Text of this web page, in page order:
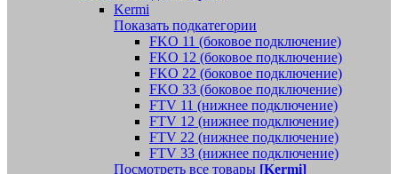
Kermi
Показать подкатегории
FKO 11 (боковое подключение)
FKO 12 (боковое подключение)
FKO 22 (боковое подключение)
FKO 33 (боковое подключение)
FTV 11 (нижнее подключение)
FTV 12 (нижнее подключение)
FTV 22 (нижнее подключение)
FTV 33 (нижнее подключение)
Посмотреть все товары [Kermi]